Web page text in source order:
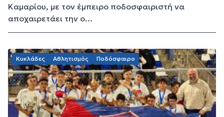
Καμαρίου, με τον έμπειρο ποδοσφαιριστή να
αποχαιρετάει την ο...
Κυκλάδες Αθλητισμός Ποδόσφαιρο